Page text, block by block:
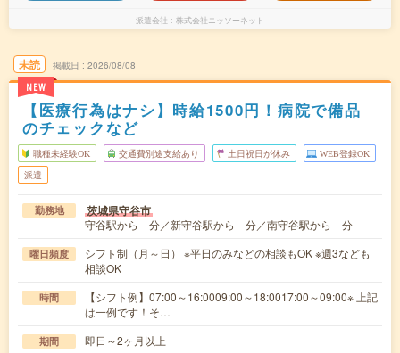
派遣会社 株式会社ニッソーネット
未読
NEW
掲載日 2026/08/08
【医療行為はナシ】時給1500円！病院で備品
のチェックなど
職種未経験OK 交通費別途支給あり 土日祝日が休み WEB登録OK
派遣
勤務地 茨城県守谷市
守谷駅から---分／新守谷駅から---分／南守谷駅から---分
曜日頻度
シフト制（月～日） ※平日のみなどの相談もOK ※週3なども
相談OK
時間
【シフト例】07:00～16:0009:00～18:0017:00～09:00※ 上記
は一例です！そ…
期間 即日～2ヶ月以上